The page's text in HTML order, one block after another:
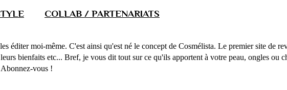
COLLAB / PARTENARIATS
moi-même. C'est ainsi qu'est né le concept de Cosmélista. Le premier site de
bienfaits etc... Bref, je vous dit tout sur ce qu'ils apportent à votre peau, ongles ou
vous !